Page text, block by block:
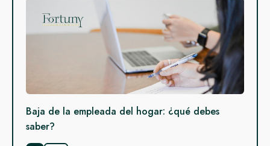
Baja de la empleada del hogar: ¿qué debes
saber?